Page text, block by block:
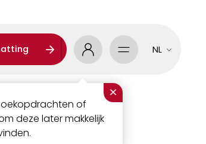
×
of
deze later makkelijk
NL